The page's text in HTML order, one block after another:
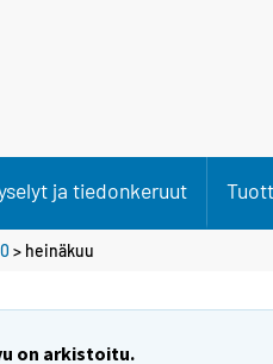
ja tiedonkeruut
> heinäkuu
on arkistoitu.